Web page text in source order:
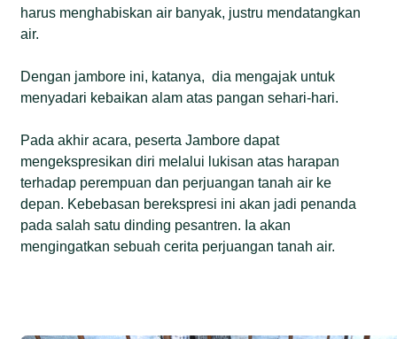
harus menghabiskan air banyak, justru mendatangkan
air.
Dengan jambore ini, katanya, dia mengajak untuk
menyadari kebaikan alam atas pangan sehari-hari.
Pada akhir acara, peserta Jambore dapat
mengekspresikan diri melalui lukisan atas harapan
terhadap perempuan dan perjuangan tanah air ke
depan. Kebebasan berekspresi ini akan jadi penanda
pada salah satu dinding pesantren. Ia akan
mengingatkan sebuah cerita perjuangan tanah air.